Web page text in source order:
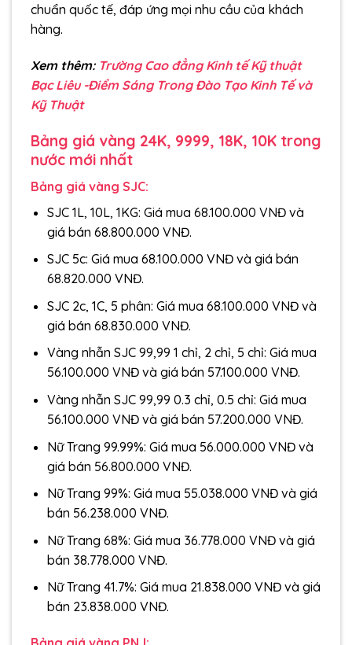
chuẩn quốc tế, đáp ứng mọi nhu cầu của khách
hàng.
Xem thêm: Trường Cao đẳng Kinh tế Kỹ thuật
Bạc Liêu -Điểm Sáng Trong Đào Tạo Kinh Tế và
Kỹ Thuật
Bảng giá vàng 24K, 9999, 18K, 10K trong
nước mới nhất
Bảng giá vàng SJC:
SJC 1L, 10L, 1KG: Giá mua 68.100.000 VNĐ và
giá bán 68.800.000 VNĐ.
SJC 5c: Giá mua 68.100.000 VNĐ và giá bán
68.820.000 VNĐ.
SJC 2c, 1C, 5 phân: Giá mua 68.100.000 VNĐ và
giá bán 68.830.000 VNĐ.
Vàng nhẫn SJC 99,99 1 chỉ, 2 chỉ, 5 chỉ: Giá mua
56.100.000 VNĐ và giá bán 57.100.000 VNĐ.
Vàng nhẫn SJC 99,99 0.3 chỉ, 0.5 chỉ: Giá mua
56.100.000 VNĐ và giá bán 57.200.000 VNĐ.
Nữ Trang 99.99%: Giá mua 56.000.000 VNĐ và
giá bán 56.800.000 VNĐ.
Nữ Trang 99%: Giá mua 55.038.000 VNĐ và giá
bán 56.238.000 VNĐ.
Nữ Trang 68%: Giá mua 36.778.000 VNĐ và giá
bán 38.778.000 VNĐ.
Nữ Trang 41.7%: Giá mua 21.838.000 VNĐ và giá
bán 23.838.000 VNĐ.